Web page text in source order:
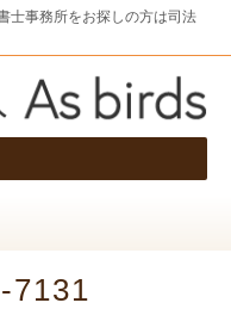
事務所をお探しの方は司法
7131